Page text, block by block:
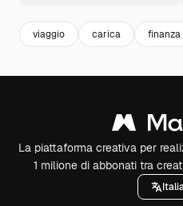
viaggio carica finanza
La piattaforma creativa per
1 milione di abbonati tra